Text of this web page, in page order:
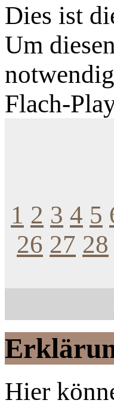
Dies ist
Um
Flach-
1 2 3 4 5
26 27 28
Hier